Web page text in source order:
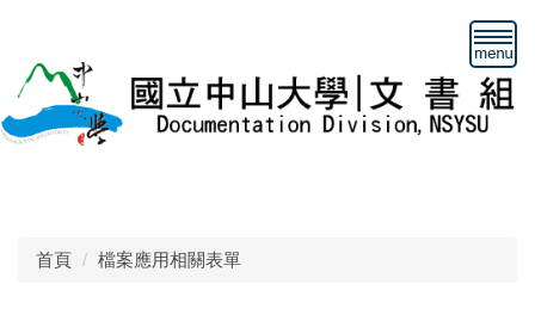
要
內
容
首頁 檔案應用相關表單